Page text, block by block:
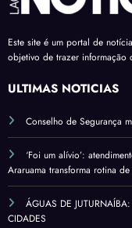
Este site é um portal de
objetivo de trazer informação
ÚLTIMAS NOTÍCIAS
Conselho de Segurança
‘Foi um alívio’:
Araruama transforma rotina
ÁGUAS DE
CIDADES